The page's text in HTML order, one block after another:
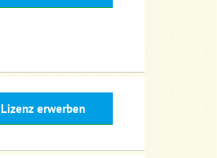
Lizenz erwerben